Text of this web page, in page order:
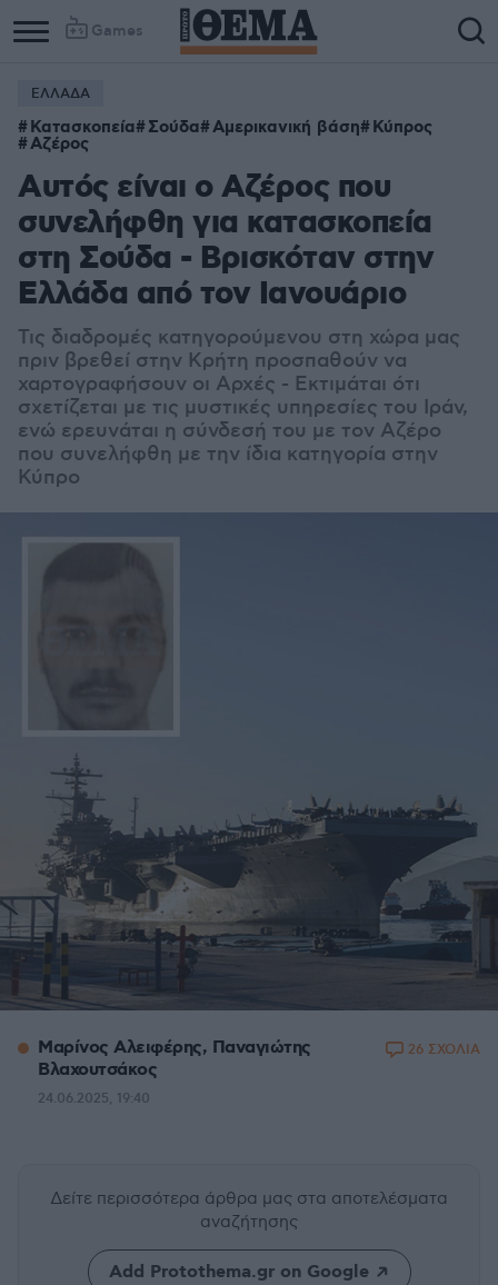
Games
ΕΛΛΑΔΑ
Κατασκοπεία Σούδα Αμερικανική βάση Κύπρος
Αζέρος
Αυτός είναι ο Αζέρος που
συνελήφθη για κατασκοπεία
στη Σούδα - Βρισκόταν στην
Ελλάδα από τον Ιανουάριο
Τις διαδρομές κατηγορούμενου στη χώρα μας
πριν βρεθεί στην Κρήτη προσπαθούν να
χαρτογραφήσουν οι Αρχές - Εκτιμάται ότι
σχετίζεται με τις μυστικές υπηρεσίες του Ιράν,
ενώ ερευνάται η σύνδεσή του με τον Αζέρο
που συνελήφθη με την ίδια κατηγορία στην
Κύπρο
Μαρίνος Αλειφέρης, Παναγιώτης
Βλαχουτσάκος
24.06.2025, 19:40
26 ΣΧΟΛΙΑ
Δείτε περισσότερα άρθρα μας στα αποτελέσματα
αναζήτησης
Add Protothema.gr on Google